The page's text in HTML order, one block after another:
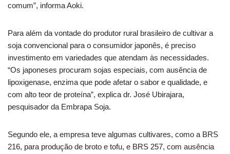
comum”, informa Aoki.
Para além da vontade do produtor rural brasileiro de cultivar a
soja convencional para o consumidor japonês, é preciso
investimento em variedades que atendam às necessidades.
“Os japoneses procuram sojas especiais, com ausência de
lipoxigenase, enzima que pode afetar o sabor e qualidade, e
com alto teor de proteína”, explica dr. José Ubirajara,
pesquisador da Embrapa Soja.
Segundo ele, a empresa teve algumas cultivares, como a BRS
216, para produção de broto e tofu, e BRS 257, com ausência